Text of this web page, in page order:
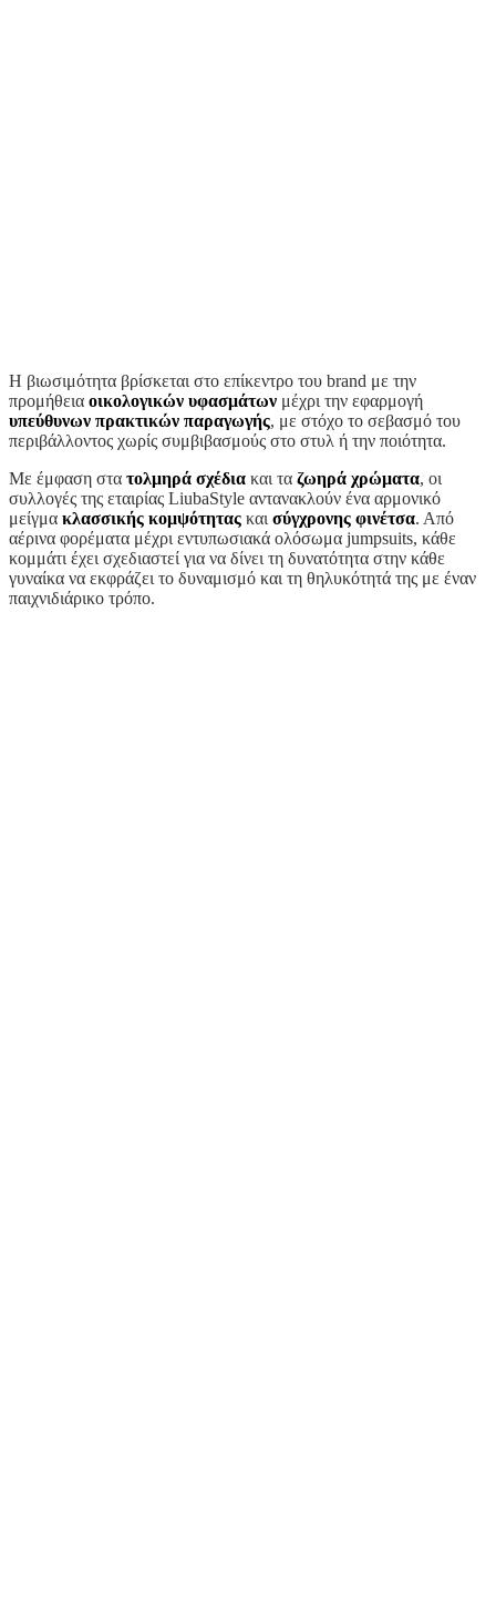
H βιωσιμότητα βρίσκεται στο επίκεντρο του brand με την
προμήθεια οικολογικών υφασμάτων μέχρι την εφαρμογή
υπεύθυνων πρακτικών παραγωγής, με στόχο το σεβασμό του
περιβάλλοντος χωρίς συμβιβασμούς στο στυλ ή την ποιότητα.
Με έμφαση στα τολμηρά σχέδια και τα ζωηρά χρώματα, οι
συλλογές της εταιρίας LiubaStyle αντανακλούν ένα αρμονικό
μείγμα κλασσικής κομψότητας και σύγχρονης φινέτσα. Από
αέρινα φορέματα μέχρι εντυπωσιακά ολόσωμα jumpsuits, κάθε
κομμάτι έχει σχεδιαστεί για να δίνει τη δυνατότητα στην κάθε
γυναίκα να εκφράζει το δυναμισμό και τη θηλυκότητά της με έναν
παιχνιδιάρικο τρόπο.